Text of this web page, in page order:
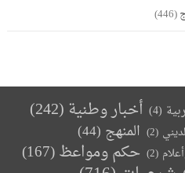
(446)
(4) أخبار وطنية(242)
(2) المنهج (44)
(2) حكم ومواعظ(167)